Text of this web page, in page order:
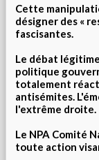
Cette
désigner des «
fascisantes.
Le débat
politique
totalement
antisémites.
l'extrême droite.
Le NPA Comité
toute action